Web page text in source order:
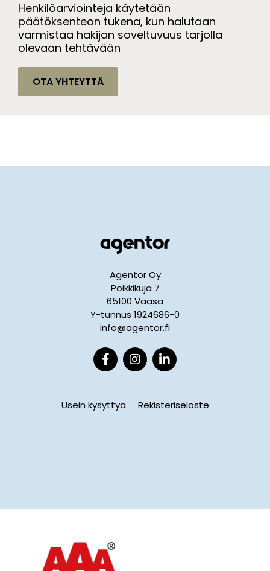
Henkilöarviointeja käytetään
päätöksenteon tukena, kun halutaan
varmistaa hakijan soveltuvuus tarjolla
olevaan tehtävään
OTA YHTEYTTÄ
Agentor Oy
Poikkikuja 7
65100 Vaasa
Y-tunnus 1924686-0
info@agentor.fi
Usein kysyttyä Rekisteriseloste